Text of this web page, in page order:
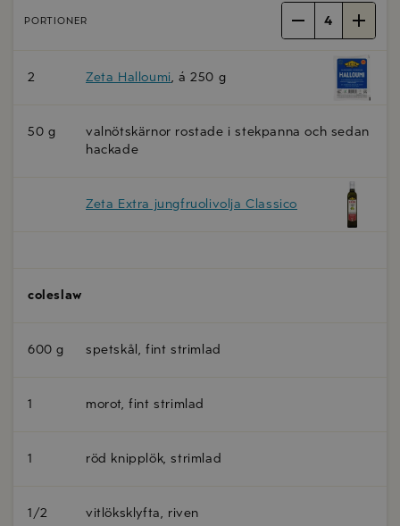
PORTIONER 4
2 Zeta Halloumi, á 250 g
50 g
valnötskärnor rostade i stekpanna och sedan
hackade
Zeta Extra jungfruolivolja Classico
coleslaw
600 g spetskål, fint strimlad
1 morot, fint strimlad
1 röd knipplök, strimlad
1/2 vitlöksklyfta, riven